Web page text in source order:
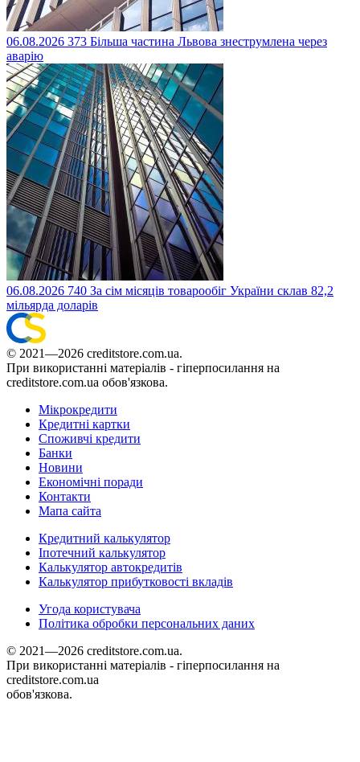
06.08.2026 373 Більша частина Львова знеструмлена через
аварію
06.08.2026 740 За сім місяців товарообіг України склав 82,2
мільярда доларів
© 2021—2026 creditstore.com.ua.
При використанні матеріалів - гіперпосилання на
creditstore.com.ua обов'язкова.
Мікрокредити
Кредитні картки
Споживчі кредити
Банки
Новини
Економічні поради
Контакти
Мапа сайта
Кредитний калькулятор
Іпотечний калькулятор
Калькулятор автокредитів
Калькулятор прибутковості вкладів
Угода користувача
Політика обробки персональних даних
© 2021—2026 creditstore.com.ua.
При використанні матеріалів - гіперпосилання на
creditstore.com.ua
обов'язкова.